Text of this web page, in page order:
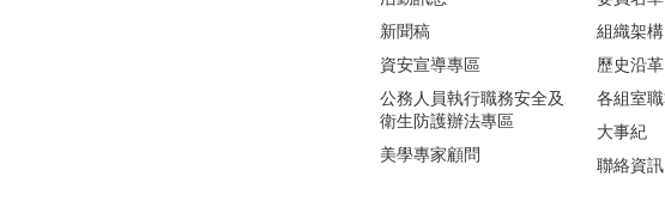
新聞稿
資安宣導專區
公務人員執行職務安全及
衛生防護辦法專區
美學專家顧問
組織架構
歷史沿革
各組室
大事紀
聯絡資訊